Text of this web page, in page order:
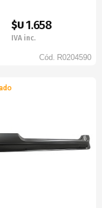
$U 1.658
IVA inc.
Cód. R0204590